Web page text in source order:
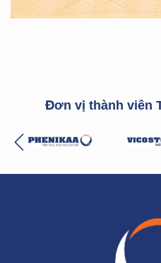
Đơn vị thành viên